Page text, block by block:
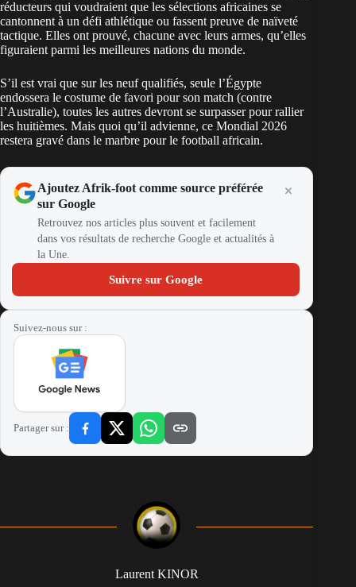
réducteurs qui voudraient que les sélections africaines se
cantonnent à un défi athlétique ou fassent preuve de naïveté
tactique. Elles ont prouvé, chacune avec leurs armes, qu’elles
figuraient parmi les meilleures nations du monde.
S’il est vrai que sur les neuf qualifiés, seule l’Égypte
endossera le costume de favori pour son match (contre
l’Australie), toutes les autres devront se surpasser pour rallier
les huitièmes. Mais quoi qu’il advienne, ce Mondial 2026
restera gravé dans le marbre pour le football africain.
Ajoutez Afrik-foot comme source préférée
sur Google
Retrouvez nos articles plus souvent et facilement
dans vos résultats de recherche Google et actualités à
la Une.
Suivre sur Google
Suivez-nous sur :
Partager sur :
Laurent KINOR